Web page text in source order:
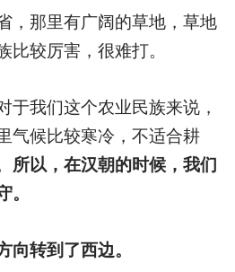
，那里有广阔的草地，草地
比较厉害，很难打。
于我们这个农业民族来说，
气候比较寒冷，不适合耕
所以，在汉朝的时候，我们
。
向转到了西边。